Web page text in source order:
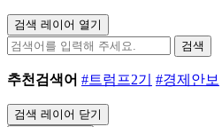
검색 레이어 열기
검색
추천검색어 #트럼프2기 #경제안보
검색 레이어 닫기